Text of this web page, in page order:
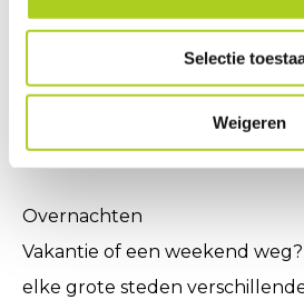
Selectie
Weigeren
En sinds vorig jaar hoort Street
keer langs of vier je
Overnachten
Vakantie of een weekend
elke grote steden